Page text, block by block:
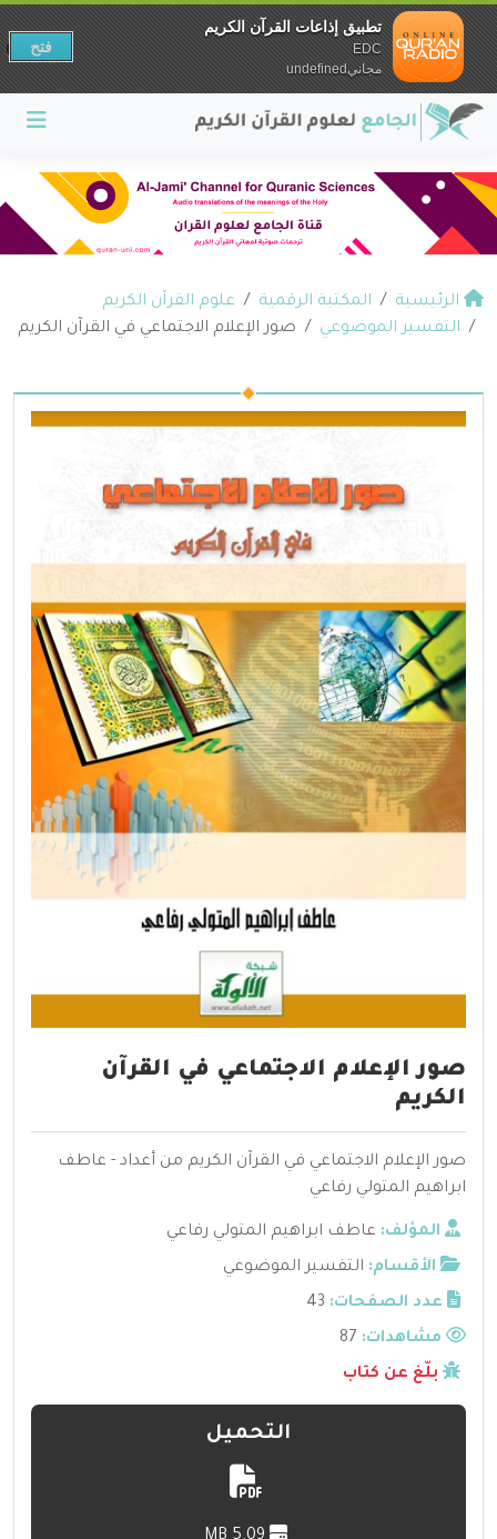
الرئيسية المكتبة الرقمية
علوم القرآن الكريم
التفسير الموضوعي
صور الإعلام الاجتماعي في القرآن الكريم
صور الإعلام الاجتماعي في القرآن
الكريم
صور الإعلام الاجتماعي في القرآن الكريم من أعداد - عاطف
ابراهيم المتولي رفاعي
المؤلف: عاطف ابراهيم المتولي رفاعي
الأقسام: التفسير الموضوعي
عدد الصفحات: 43
مشاهدات:
بلّغ عن كتاب
التحميل
تطبيق إذاعات القرآن الكريم
EDC
مجانيundefined
فتح